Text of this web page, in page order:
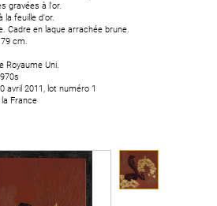
gravées à l'or.
la feuille d'or.
Cadre en laque arrachée brune.
cm.
Royaume Uni.
avril 2011, lot numéro 1
France
gravées à l'or.
la feuille d'or.
Cadre en laque arrachée brune.
cm.
Royaume Uni.
avril 2011, lot numéro 1
France